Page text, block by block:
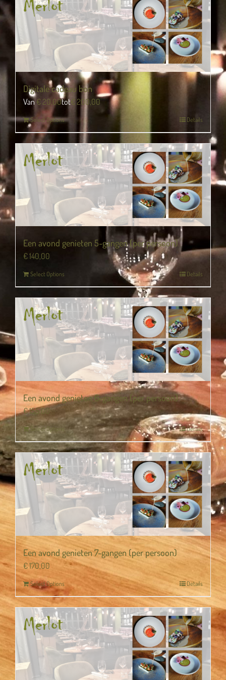
Digitale cadeau bon
Van€20,00tot€ 200,00
Select Options Details
Een avond genieten 5-gangen (per persoon)
€140,00
Select Options Details
Een avond genieten 6-gangen (per persoon)
€155,00
Select Options Details
Een avond genieten 7-gangen (per persoon)
€170,00
Select Options Details